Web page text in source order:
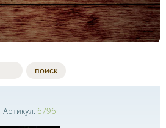
поиск
Артикул: 6796